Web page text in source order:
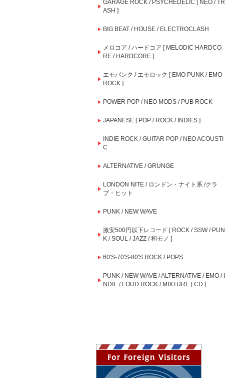
GARAGE ROCK / PSYCHEDELIC [ NEO / TR
ASH ]
BIG BEAT / HOUSE / ELECTROCLASH
メロコア / ハードコア [ MELODIC HARDCO
RE / HARDCORE ]
エモパンク / エモロック [ EMO PUNK / EMO
ROCK ]
POWER POP / NEO MODS / PUB ROCK
JAPANESE [ POP / ROCK / INDIES ]
INDIE ROCK / GUITAR POP / NEO ACOUSTI
C
ALTERNATIVE / GRUNGE
LONDON NITE / ロンドン・ナイト系 /クラ
ブ・ヒット
PUNK / NEW WAVE
激安500円以下レコード [ ROCK / SSW / PUN
K / SOUL / JAZZ / 和モノ ]
60'S-70'S-80'S ROCK / POPS
PUNK / NEW WAVE / ALTERNATIVE / EMO / I
NDIE / LOUD ROCK / MIXTURE [ CD ]